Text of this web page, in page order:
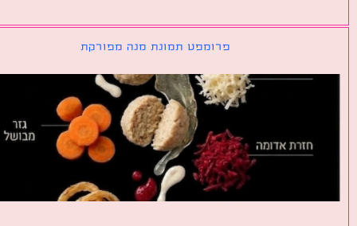
פרומפט תמונת מנה מפורקת